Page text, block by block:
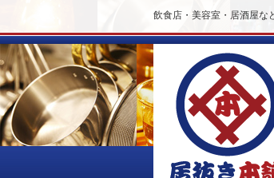
飲食店・美容室・居酒屋な